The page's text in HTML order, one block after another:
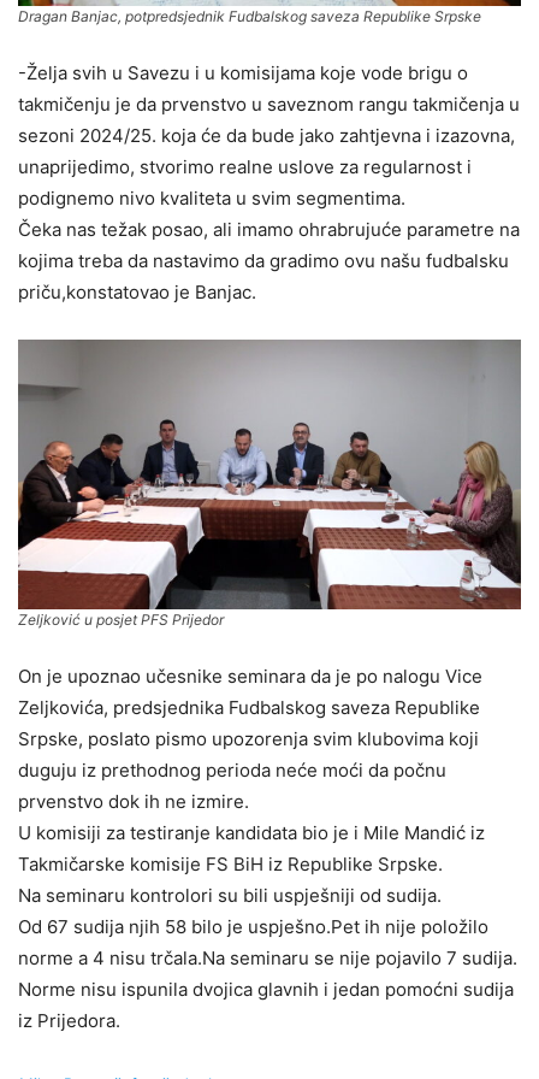
Dragan Banjac, potpredsjednik Fudbalskog saveza Republike Srpske
-Želja svih u Savezu i u komisijama koje vode brigu o
takmičenju je da prvenstvo u saveznom rangu takmičenja u
sezoni 2024/25. koja će da bude jako zahtjevna i izazovna,
unaprijedimo, stvorimo realne uslove za regularnost i
podignemo nivo kvaliteta u svim segmentima.
Čeka nas težak posao, ali imamo ohrabrujuće parametre na
kojima treba da nastavimo da gradimo ovu našu fudbalsku
priču,konstatovao je Banjac.
Zeljković u posjet PFS Prijedor
On je upoznao učesnike seminara da je po nalogu Vice
Zeljkovića, predsjednika Fudbalskog saveza Republike
Srpske, poslato pismo upozorenja svim klubovima koji
duguju iz prethodnog perioda neće moći da počnu
prvenstvo dok ih ne izmire.
U komisiji za testiranje kandidata bio je i Mile Mandić iz
Takmičarske komisije FS BiH iz Republike Srpske.
Na seminaru kontrolori su bili uspješniji od sudija.
Od 67 sudija njih 58 bilo je uspješno.Pet ih nije položilo
norme a 4 nisu trčala.Na seminaru se nije pojavilo 7 sudija.
Norme nisu ispunila dvojica glavnih i jedan pomoćni sudija
iz Prijedora.